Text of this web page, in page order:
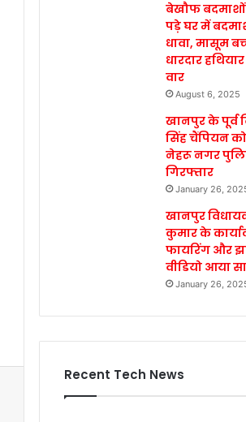
बेखौफ बदमाशों
पड़े घर में
धावा, मासूम
धारदार
वार
August 6, 2025
खानपुर के पूर्व
सिंह चैंपियन
नेहरू नगर
गिरफ्तार
January 26,
खानपुर
कुमार के
फायरिंग और
वीडियो आया
January 26,
Recent Tech News